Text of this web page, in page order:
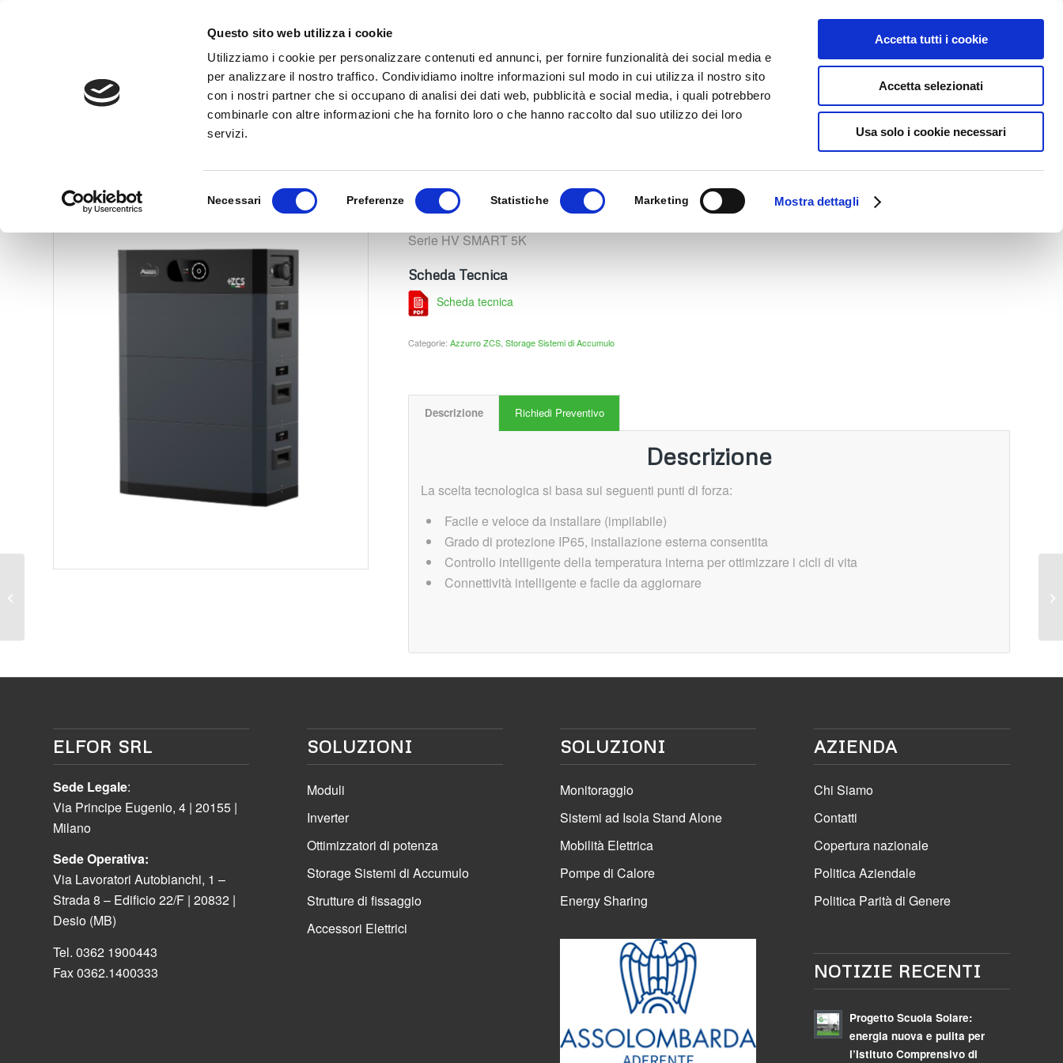
Questo sito web utilizza i cookie
Utilizziamo i cookie per personalizzare contenuti ed annunci, per fornire funzionalità dei social media e
per analizzare il nostro traffico. Condividiamo inoltre informazioni sul modo in cui utilizza il nostro sito
con i nostri partner che si occupano di analisi dei dati web, pubblicità e social media, i quali potrebbero
combinarle con altre informazioni che ha fornito loro o che hanno raccolto dal suo utilizzo dei loro
servizi.
Necessari Preferenze Statistiche Marketing Mostra dettagli
Accetta tutti i cookie
Accetta selezionati
Usa solo i cookie necessari
ACADEMY AREA RISERVATA
Sei in: Home / Prodotti / Storage Sistemi di Accumulo / Azzurro ZCS / Serie HV SMART 5K
Serie HV SMART 5K
Serie HV SMART 5K
Scheda Tecnica
Scheda tecnica
Categorie:Azzurro ZCS ,Storage Sistemi di Accumulo
Descrizione Richiedi Preventivo
Descrizione
La scelta tecnologica si basa sui seguenti punti di forza:
Facile e veloce da installare (impilabile)
Grado di protezione IP65, installazione esterna consentita
Controllo intelligente della temperatura interna per ottimizzare i cicli di vita
Connettività intelligente e facile da aggiornare
ELFOR SRL
Sede Legale:
Via Principe Eugenio, 4 | 20155 |
Milano
Sede Operativa:
Via Lavoratori Autobianchi, 1 –
Strada 8 – Edificio 22/F | 20832 |
Desio (MB)
Tel. 0362 1900443
Fax 0362.1400333
SOLUZIONI
Moduli
Inverter
Ottimizzatori di potenza
Storage Sistemi di Accumulo
Strutture di fissaggio
Accessori Elettrici
SOLUZIONI
Monitoraggio
Sistemi ad Isola Stand Alone
Mobilità Elettrica
Pompe di Calore
Energy Sharing
AZIENDA
Chi Siamo
Contatti
Copertura nazionale
Politica Aziendale
Politica Parità di Genere
NOTIZIE RECENTI
Progetto Scuola Solare:
energia nuova e pulita per
l’Istituto Comprensivo di